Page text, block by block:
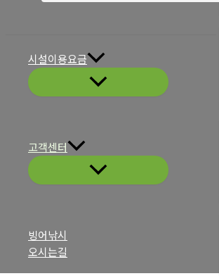
시설이용요금
고객센터
빙어낚시
오시는길